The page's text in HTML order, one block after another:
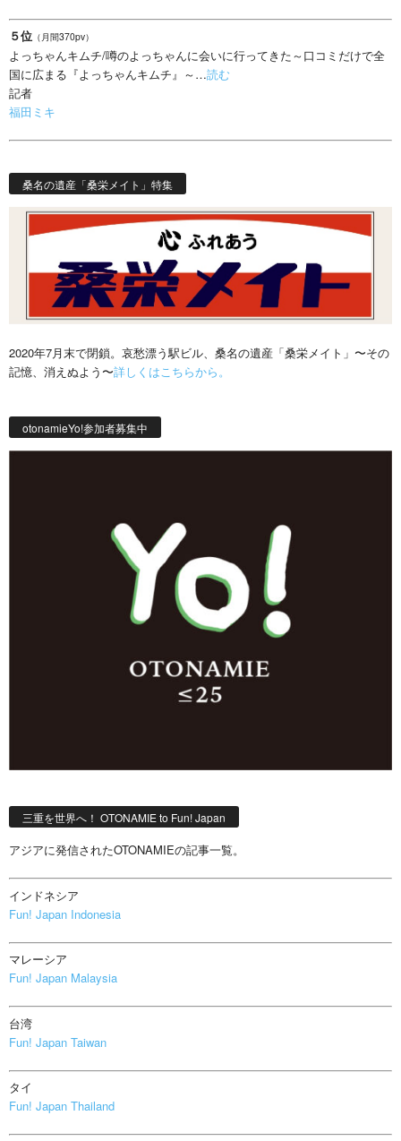
５位 （月間370pv）
よっちゃんキムチ/噂のよっちゃんに会いに行ってきた～口コミだけで全
国に広まる『よっちゃんキムチ』～…読む
記者
福田ミキ
桑名の遺産「桑栄メイト」特集
2020年7月末で閉鎖。哀愁漂う駅ビル、桑名の遺産「桑栄メイト」〜その
記憶、消えぬよう〜詳しくはこちらから。
otonamieYo!参加者募集中
三重を世界へ！ OTONAMIE to Fun! Japan
アジアに発信されたOTONAMIEの記事一覧。
インドネシア
Fun! Japan Indonesia
マレーシア
Fun! Japan Malaysia
台湾
Fun! Japan Taiwan
タイ
Fun! Japan Thailand